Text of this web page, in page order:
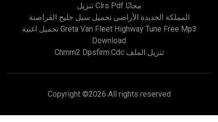
تنزيل Clrs Pdf مجانًا
المملكة الجديدة الأراضي تحميل سيل خليج القراصنة
تحميل اغنية Greta Van Fleet Highway Tune Free Mp3
Download
Chmm2 Dpsfirm.cdc تنزيل الملف
Copyright ©2026 All rights reserved